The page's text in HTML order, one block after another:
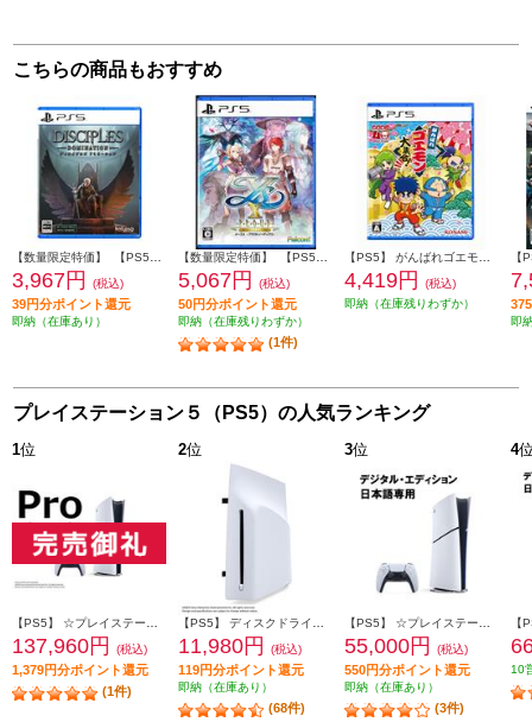
こちらの商品もおすすめ
【数量限定特価】 【PS5】 ディサイプルズ ドミネーション デラックスエディション
3,967円 (税込)
39円分ポイント還元
即納（在庫あり）
【数量限定特価】 【PS5】 イースX -Proud NORDICS-
5,067円 (税込)
50円分ポイント還元
即納（在庫残りわずか）
(1件)
【PS5】 がんばれゴエモン大集合！
4,419円
(税込)
即納（在庫残りわずか）
即
プレイステーション５（PS5）の人気ランキング
1位
【PS5】 ☆プレイステーション5 Pro本体（N）
137,960円 (税込)
1,379円分ポイント還元
(1件)
2位
【PS5】 ディスクドライブ(Slimモデル用)
11,980円 (税込)
119円分ポイント還元
即納（在庫あり）
(68件)
3位
【PS5】 ☆プレイステーション5本体 デジタル・エディション 日本語専用 Console Language: Japanese only
55,000円 (税込)
550円分ポイント還元
即納（在庫あり）
(3件)
4
10